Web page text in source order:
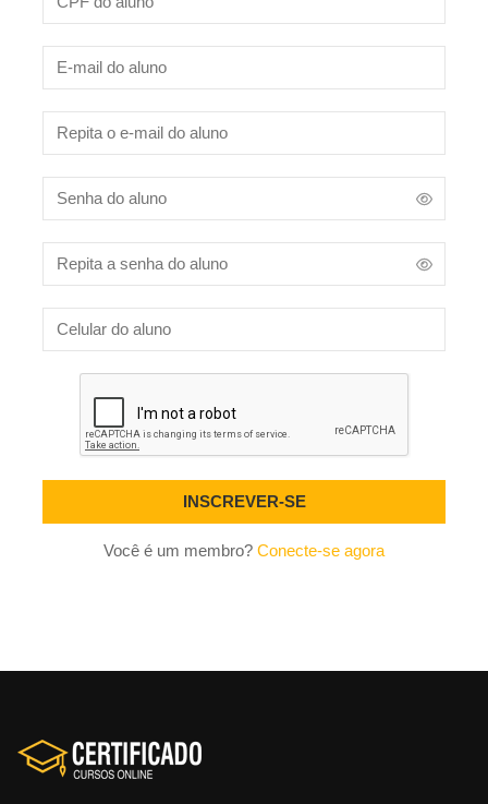
Você é um membro? Conecte-se agora